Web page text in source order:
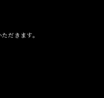
だきます。